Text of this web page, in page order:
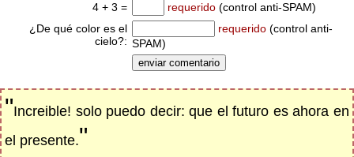
4 + 3 = requerido (control anti-SPAM)
¿De qué color es el
cielo?:
requerido (control anti-
SPAM)
"Increible! solo puedo decir: que el futuro es ahora en
el presente."